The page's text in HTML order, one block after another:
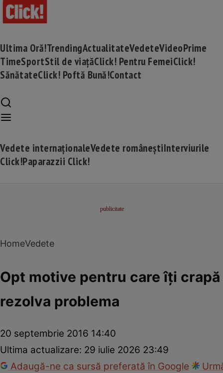
Ultima Oră!TrendingActualitateVedeteVideoPrime
TimeSportStil de viațăClick! Pentru FemeiClick!
SănătateClick! Poftă Bună!Contact
Vedete internaționaleVedete româneștiInterviurile
Click!Paparazzii Click!
HomeVedete
Opt motive pentru care îţi
rezolva problema
20 septembrie 2016 14:40
Ultima actualizare: 29 iulie 2026 23:49
Adaugă-ne ca sursă preferată în Google